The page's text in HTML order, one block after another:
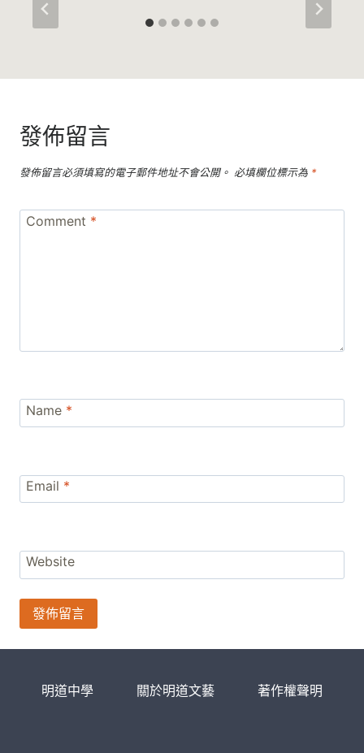
發佈留言
發佈留言必須填寫的電子郵件地址不會公開。 必填欄位標示為 *
Comment *
Name *
Email *
Website
明道中學 關於明道文藝 著作權聲明